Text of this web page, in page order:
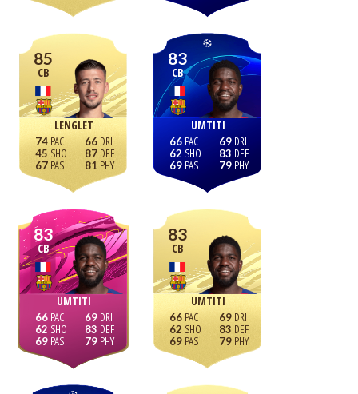
85
CB
LENGLET
74
45
67
66
87
81
83
CB
UMTITI
66
62
69
69
83
79
83
CB
UMTITI
66
62
69
69
83
79
83
CB
UMTITI
66
62
69
69
83
79